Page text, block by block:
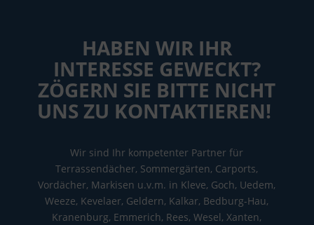
HABEN WIR IHR
INTERESSE GEWECKT?
ZÖGERN SIE BITTE NICHT
UNS ZU KONTAKTIEREN!
Wir sind Ihr kompetenter Partner für
Terrassendächer, Sommergärten, Carports,
Vordächer, Markisen u.v.m. in Kleve, Goch, Uedem,
Weeze, Kevelaer, Geldern, Kalkar, Bedburg-Hau,
Kranenburg, Emmerich, Rees, Wesel, Xanten,